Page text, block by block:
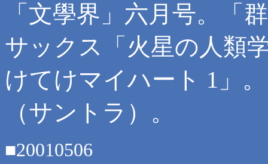
「文學界」六月号。「
サックス「火星の人類
けてけマイハート 1」
（サントラ）。
■20010506